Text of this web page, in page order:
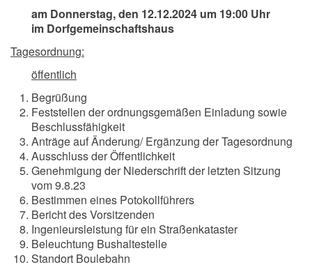
am Donnerstag, den 12.12.2024 um 19:00 Uhr
im Dorfgemeinschaftshaus
Tagesordnung:
öffentlich
Begrüßung
Feststellen der ordnungsgemäßen Einladung sowie
Beschlussfähigkeit
Anträge auf Änderung/ Ergänzung der Tagesordnung
Ausschluss der Öffentlichkeit
Genehmigung der Niederschrift der letzten Sitzung
vom 9.8.23
Bestimmen eines Potokollführers
Bericht des Vorsitzenden
Ingenieursleistung für ein Straßenkataster
Beleuchtung Bushaltestelle
Standort Boulebahn